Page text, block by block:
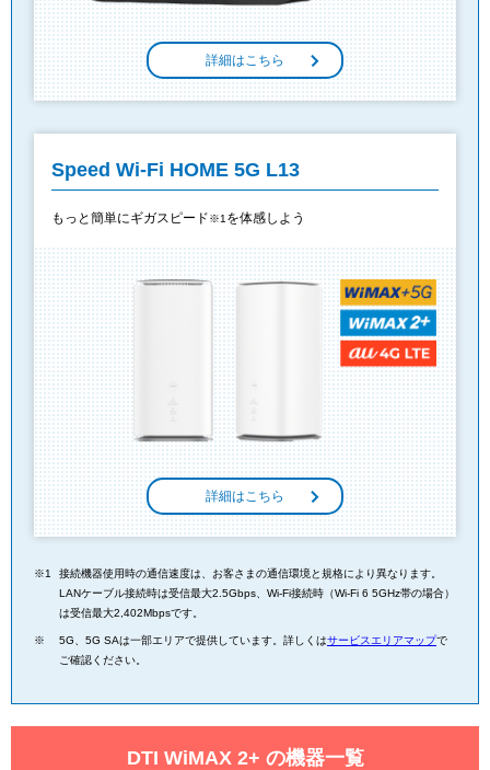
詳細はこちら
Speed Wi-Fi HOME 5G L13
もっと簡単にギガスピード※1 を体感しよう
詳細はこちら
接続機器使用時の通信速度は、お客さまの通信環境と規格により異なります。
LANケーブル接続時は受信最大2.5Gbps、Wi-Fi接続時（Wi-Fi 6 5GHz帯の場合）
は受信最大2,402Mbpsです。
5G、5G SAは一部エリアで提供しています。詳しくはサービスエリアマップで
ご確認ください。
DTI WiMAX 2+ の機器一覧